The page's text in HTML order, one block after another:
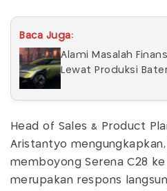
Baca Juga:
Alami Masalah
Lewat Produksi
Head of Sales & Product
Aristantyo
memboyong Serena C28
merupakan respons